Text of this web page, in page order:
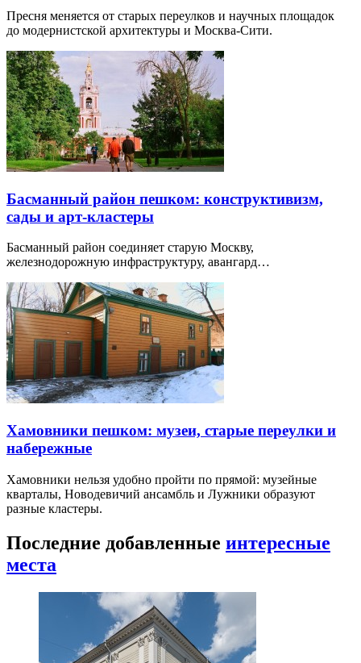
Пресня меняется от старых переулков и научных площадок
до модернистской архитектуры и Москва-Сити.
Басманный район пешком: конструктивизм,
сады и арт-кластеры
Басманный район соединяет старую Москву,
железнодорожную инфраструктуру, авангард…
Хамовники пешком: музеи, старые переулки и
набережные
Хамовники нельзя удобно пройти по прямой: музейные
кварталы, Новодевичий ансамбль и Лужники образуют
разные кластеры.
Последние добавленные интересные
места